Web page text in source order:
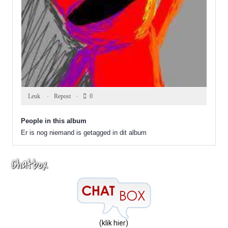
0
Leuk ️ Repost 0
People in this album
Er is nog niemand is getagged in dit album
Chatbox
(klik hier)